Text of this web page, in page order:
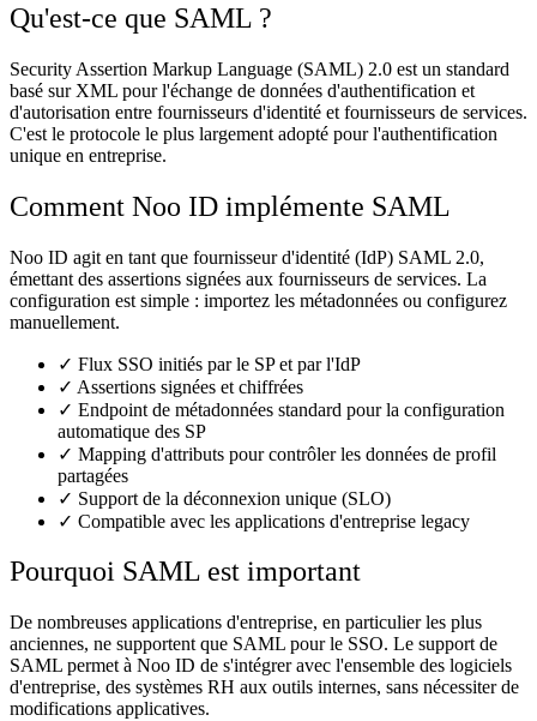
Qu'est-ce que SAML ?
Security Assertion Markup Language (SAML) 2.0 est un standard
basé sur XML pour l'échange de données d'authentification et
d'autorisation entre fournisseurs d'identité et fournisseurs de services.
C'est le protocole le plus largement adopté pour l'authentification
unique en entreprise.
Comment Noo ID implémente SAML
Noo ID agit en tant que fournisseur d'identité (IdP) SAML 2.0,
émettant des assertions signées aux fournisseurs de services. La
configuration est simple : importez les métadonnées ou configurez
manuellement.
✓ Flux SSO initiés par le SP et par l'IdP
✓ Assertions signées et chiffrées
✓ Endpoint de métadonnées standard pour la configuration
automatique des SP
✓ Mapping d'attributs pour contrôler les données de profil
partagées
✓ Support de la déconnexion unique (SLO)
✓ Compatible avec les applications d'entreprise legacy
Pourquoi SAML est important
De nombreuses applications d'entreprise, en particulier les plus
anciennes, ne supportent que SAML pour le SSO. Le support de
SAML permet à Noo ID de s'intégrer avec l'ensemble des logiciels
d'entreprise, des systèmes RH aux outils internes, sans nécessiter de
modifications applicatives.